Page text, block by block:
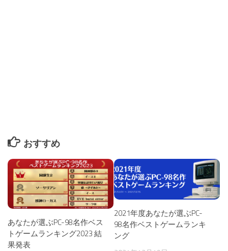
おすすめ
あなたが選ぶPC-98名作ベス
トゲームランキング2023 結
果発表
2021年度あなたが選ぶPC-
98名作ベストゲームランキ
ング